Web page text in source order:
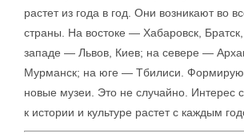
растет из года в год. Они возникают во
страны. На востоке — Хабаровск, Братск,
западе — Львов, Киев; на севере —
Мурманск; на юге — Тбилиси.
новые музеи. Это не случайно. Интерес
к истории и культуре растет с каждым